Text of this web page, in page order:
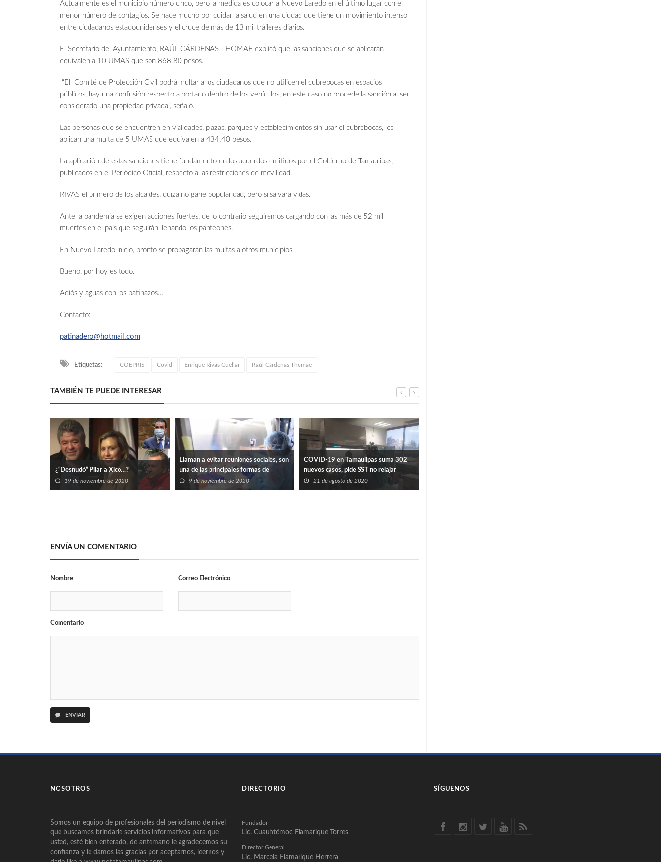
Actualmente es el municipio número cinco, pero la medida es colocar a Nuevo Laredo en el último lugar con el
menor número de contagios. Se hace mucho por cuidar la salud en una ciudad que tiene un movimiento intenso
entre ciudadanos estadounidenses y el cruce de más de 13 mil tráileres diarios.
El Secretario del Ayuntamiento, RAÚL CÁRDENAS THOMAE explicó que las sanciones que se aplicarán
equivalen a 10 UMAS que son 868.80 pesos.
“El Comité de Protección Civil podrá multar a los ciudadanos que no utilicen el cubrebocas en espacios
públicos, hay una confusión respecto a portarlo dentro de los vehículos, en este caso no procede la sanción al ser
considerado una propiedad privada”, señaló.
Las personas que se encuentren en vialidades, plazas, parques y establecimientos sin usar el cubrebocas, les
aplican una multa de 5 UMAS que equivalen a 434.40 pesos.
La aplicación de estas sanciones tiene fundamento en los acuerdos emitidos por el Gobierno de Tamaulipas,
publicados en el Periódico Oficial, respecto a las restricciones de movilidad.
RIVAS el primero de los alcaldes, quizá no gane popularidad, pero sí salvara vidas.
Ante la pandemia se exigen acciones fuertes, de lo contrario seguiremos cargando con las más de 52 mil
muertes en el país que seguirán llenando los panteones.
En Nuevo Laredo inicio, pronto se propagarán las multas a otros municipios.
Bueno, por hoy es todo.
Adiós y aguas con los patinazos…
Contacto:
patinadero@hotmail.com
Etiquetas: COEPRIS Covid Enrique Rivas Cuellar Raúl Cárdenas Thomae
TAMBIÉN TE PUEDE INTERESAR
¿“Desnudó” Pilar a Xico…?
19 de noviembre de 2020
Llaman a evitar reuniones sociales, son
una de las principales formas de
contagio
9 de noviembre de 2020
COVID-19 en Tamaulipas suma 302
nuevos casos, pide SST no relajar
medidas preventivas
21 de agosto de 2020
ENVÍA UN COMENTARIO
Nombre Correo Electrónico
Comentario
ENVIAR
NOSOTROS
Somos un equipo de profesionales del periodismo de nivel
que buscamos brindarle servicios informativos para que
usted, esté bien enterado, de antemano le agradecemos su
confianza y le damos las gracias por aceptarnos, leernos y
DIRECTORIO
Fundador
Lic. Cuauhtémoc Flamarique Torres
Director General
Lic. Marcela Flamarique Herrera
SÍGUENOS